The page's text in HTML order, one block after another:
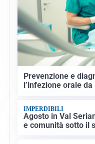
Prevenzione e
l’infezione orale
IMPERDIBILI
Agosto in Val
e comunità sotto il